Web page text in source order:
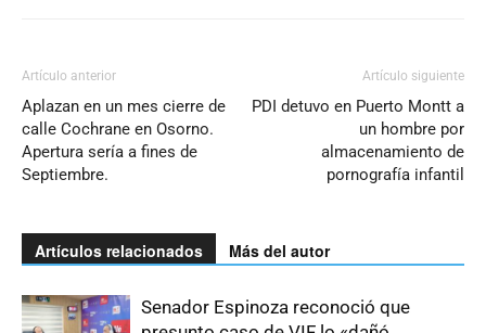
Artículo anterior
Aplazan en un mes cierre de
calle Cochrane en Osorno.
Apertura sería a fines de
Septiembre.
Artículo siguiente
PDI detuvo en Puerto Montt a
un hombre por
almacenamiento de
pornografía infantil
Artículos relacionados Más del autor
Senador Espinoza reconoció que